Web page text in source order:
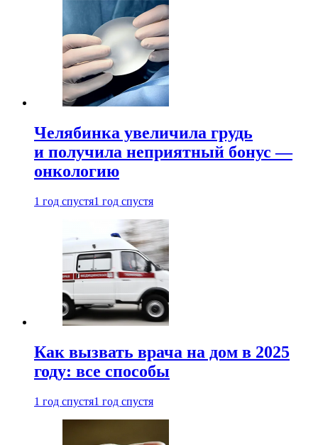
Челябинка увеличила грудь
и получила неприятный бонус —
онкологию
1 год спустя1 год спустя
Как вызвать врача на дом в 2025
году: все способы
1 год спустя1 год спустя